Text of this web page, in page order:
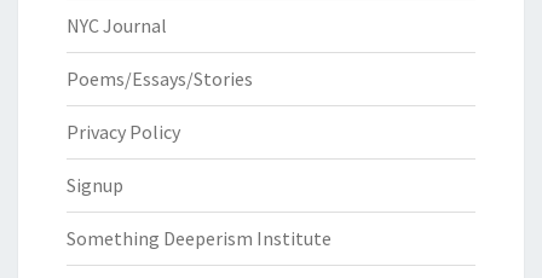
NYC Journal
Poems/Essays/Stories
Privacy Policy
Signup
Something Deeperism Institute